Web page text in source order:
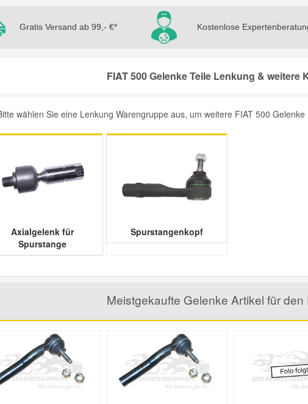
Gratis Versand ab 99,- €* Kostenlose
FIAT 500 Gelenke Teile Lenkung & weitere
wählen Sie eine Lenkung Warengruppe aus, um weitere FIAT 500
Axialgelenk für
Spurstange
Spurstangenkopf
Meistgekaufte Gelenke Artikel für den